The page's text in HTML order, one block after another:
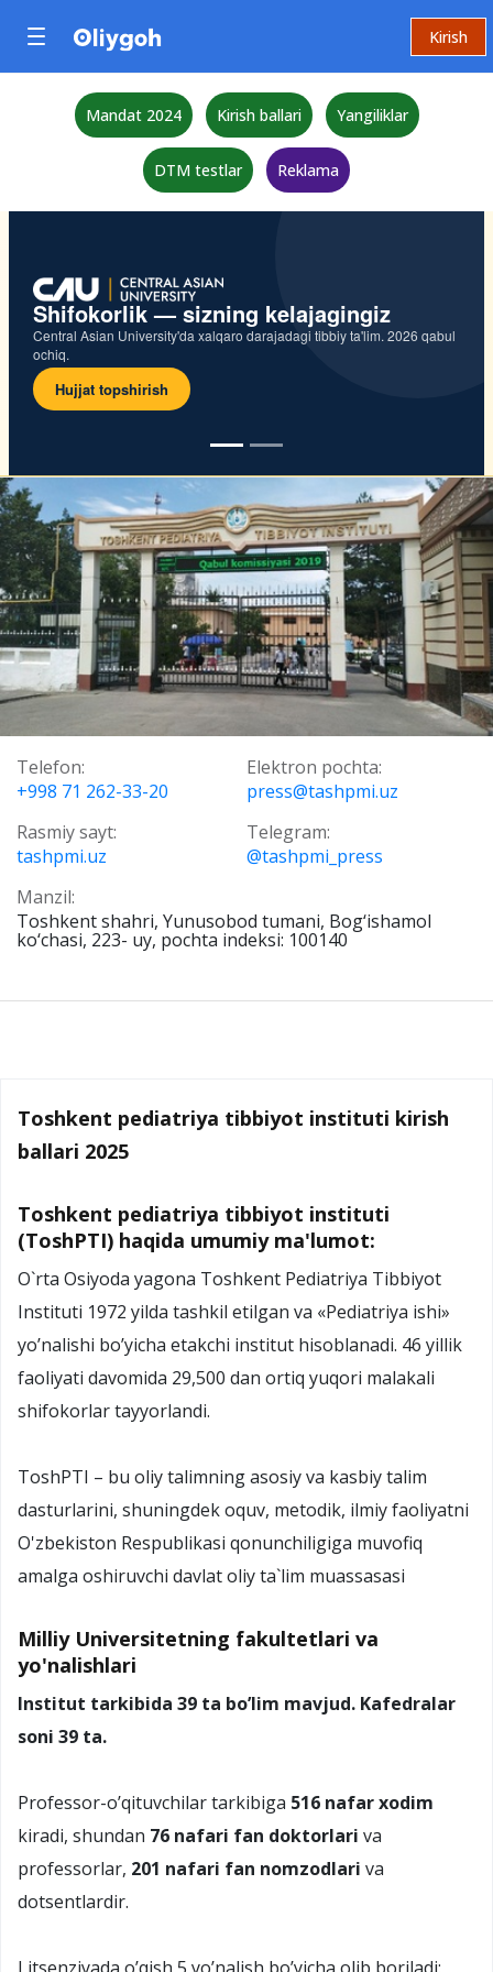
Kirish
Mandat 2024 Kirish ballari Yangiliklar
DTM testlar Reklama
Shifokorlik — sizning kelajagingiz
Central Asian University'da xalqaro darajadagi tibbiy ta'lim. 2026 qabul
ochiq.
Hujjat topshirish
Telefon:
+998 71 262-33-20
Elektron pochta:
press@tashpmi.uz
Rasmiy sayt:
tashpmi.uz
Telegram:
@tashpmi_press
Manzil:
Toshkent shahri, Yunusobod tumani, Bog‘ishamol
ko‘chasi, 223- uy, pochta indeksi: 100140
Toshkent pediatriya tibbiyot instituti kirish
ballari 2025
Toshkent pediatriya tibbiyot instituti
(ToshPTI) haqida umumiy ma'lumot:
O`rta Osiyoda yagona Toshkent Pediatriya Tibbiyot
Instituti 1972 yilda tashkil etilgan va «Pediatriya ishi»
yo’nalishi bo’yicha etakchi institut hisoblanadi. 46 yillik
faoliyati davomida 29,500 dan ortiq yuqori malakali
shifokorlar tayyorlandi.
ToshPTI – bu oliy talimning asosiy va kasbiy talim
dasturlarini, shuningdek oquv, metodik, ilmiy faoliyatni
O'zbekiston Respublikasi qonunchiligiga muvofiq
amalga oshiruvchi davlat oliy ta`lim muassasasi
Milliy Universitetning fakultetlari va
yo'nalishlari
Institut tarkibida 39 ta bo’lim mavjud. Kafedralar
soni 39 ta.
Professor-o’qituvchilar tarkibiga 516 nafar xodim
kiradi, shundan 76 nafari fan doktorlari va
professorlar, 201 nafari fan nomzodlari va
dotsentlardir.